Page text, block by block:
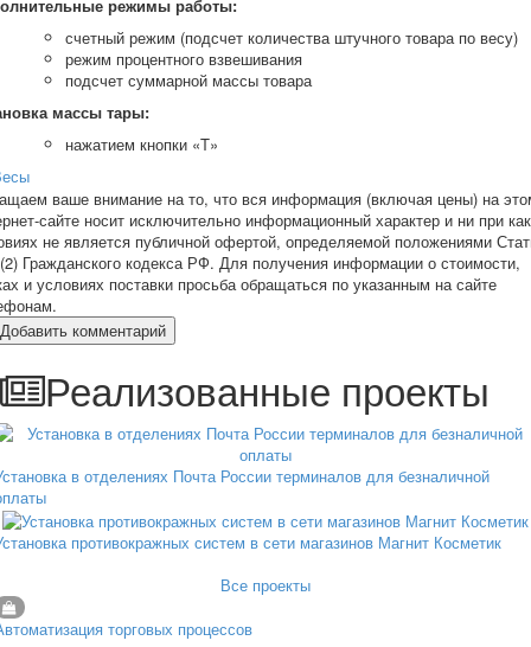
режимы работы:
счетный режим (подсчет количества штучного товара по весу)
режим процентного взвешивания
подсчет суммарной массы товара
массы тары:
нажатием кнопки «T»
ваше внимание на то, что вся информация (включая цены) на
сайте носит исключительно информационный характер и ни при
не является публичной офертой, определяемой положениями
Гражданского кодекса РФ. Для получения информации о стоимости,
и условиях поставки просьба обращаться по указанным на сайте
Добавить комментарий
Реализованные проекты
в отделениях Почта России терминалов для безналичной
противокражных систем в сети магазинов Магнит Косметик
Все проекты
торговых процессов